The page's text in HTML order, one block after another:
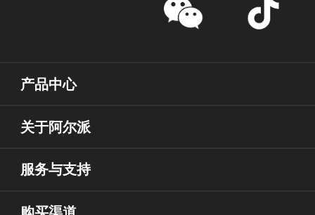
产品中心
关于阿尔派
服务与支持